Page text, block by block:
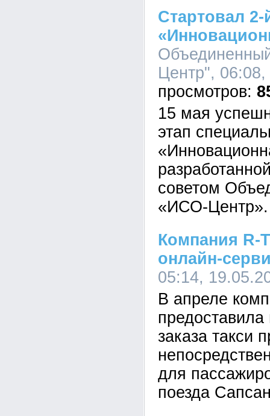
Стартовал
Центр",
15 мая
этап
советом
«ИСО-Центр».
Компания R-
онлайн-
05:14,
В апреле
заказа такси
для
поезда